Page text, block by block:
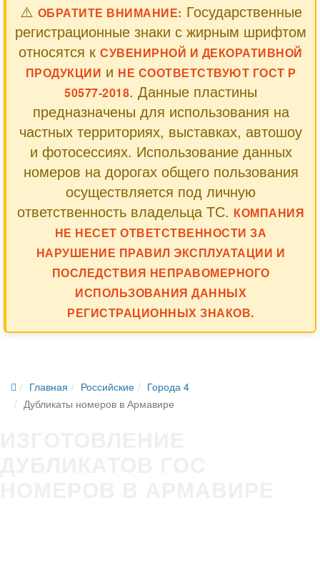
⚠️ ОБРАТИТЕ ВНИМАНИЕ: Государственные
регистрационные знаки с жирным шрифтом
относятся кСУВЕНИРНОЙ И ДЕКОРАТИВНОЙ
ПРОДУКЦИИ и НЕ СООТВЕТСТВУЮТ ГОСТ Р
50577-2018. Данные пластины
предназначены для использования на
частных территориях, выставках, автошоу
и фотосессиях. Использование данных
номеров на дорогах общего пользования
осуществляется под личную
ответственность владельца ТС. КОМПАНИЯ
НЕ НЕСЕТ ОТВЕТСТВЕННОСТИ ЗА
НАРУШЕНИЕ ПРАВИЛ ЭКСПЛУАТАЦИИ И
ПОСЛЕДСТВИЯ НЕПРАВОМЕРНОГО
ИСПОЛЬЗОВАНИЯ ДАННЫХ
РЕГИСТРАЦИОННЫХ ЗНАКОВ.
Главная Российские
Города 4
Дубликаты номеров в Армавире